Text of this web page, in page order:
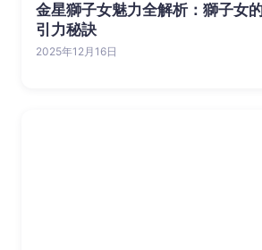
金星獅子女魅力全解析：獅子女
引力秘訣
2025年12月16日